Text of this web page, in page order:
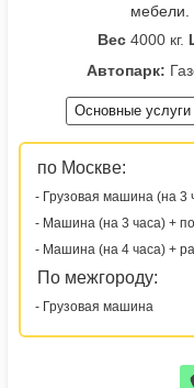
мебели.
Вес 4000 кг.
Автопарк:
Основные услуги
по Москве:
- Грузовая машина (на 3
- Машина (на 3 часа) +
- Машина (на 4 часа) +
По межгороду:
- Грузовая машина